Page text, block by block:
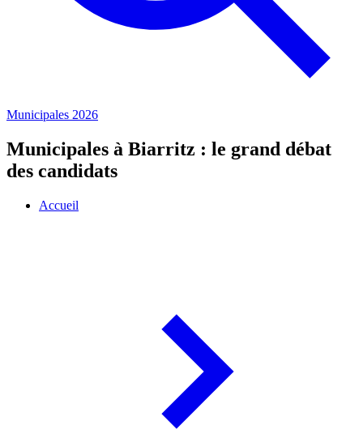
Municipales 2026
Municipales à Biarritz : le grand débat
des candidats
Accueil